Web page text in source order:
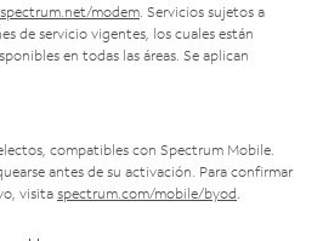
spectrum.net/modem . Servicios sujetos a
de servicio vigentes, los cuales están
en todas las áreas. Se aplican
compatibles con Spectrum Mobile.
antes de su activación. Para confirmar
visita spectrum.com/mobile/byod